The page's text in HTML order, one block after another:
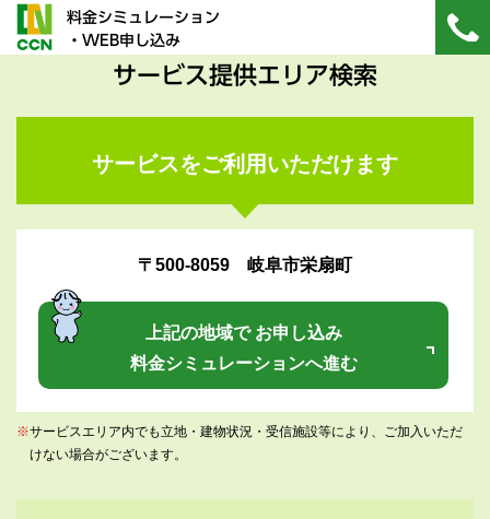
料金シミュレーション
・WEB申し込み
サービス提供エリア検索
サービスをご利用いただけます
〒500-8059 岐阜市栄扇町
上記の地域で お申し込み
料金シミュレーションへ進む
※サービスエリア内でも立地・建物状況・受信施設等により、ご加入いただ
けない場合がございます。